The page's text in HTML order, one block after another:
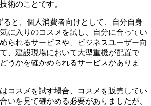
術のことです。
ると、個人消費者向けとして、自分自身
に入りのコスメを試し、自分に合ってい
られるサービスや、ビジネスユーザー向
、建設現場において大型重機が配置で
うかを確かめられるサービスがありま
コスメを試す場合、コスメを販売してい
いを見て確かめる必要がありましたが、